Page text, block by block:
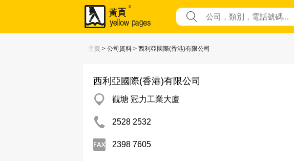
主頁 > 公司資料 > 西利亞國際(香港)有限公司
西利亞國際(香港)有限公司
觀塘 冠力工業大廈
2528 2532
2398 7605